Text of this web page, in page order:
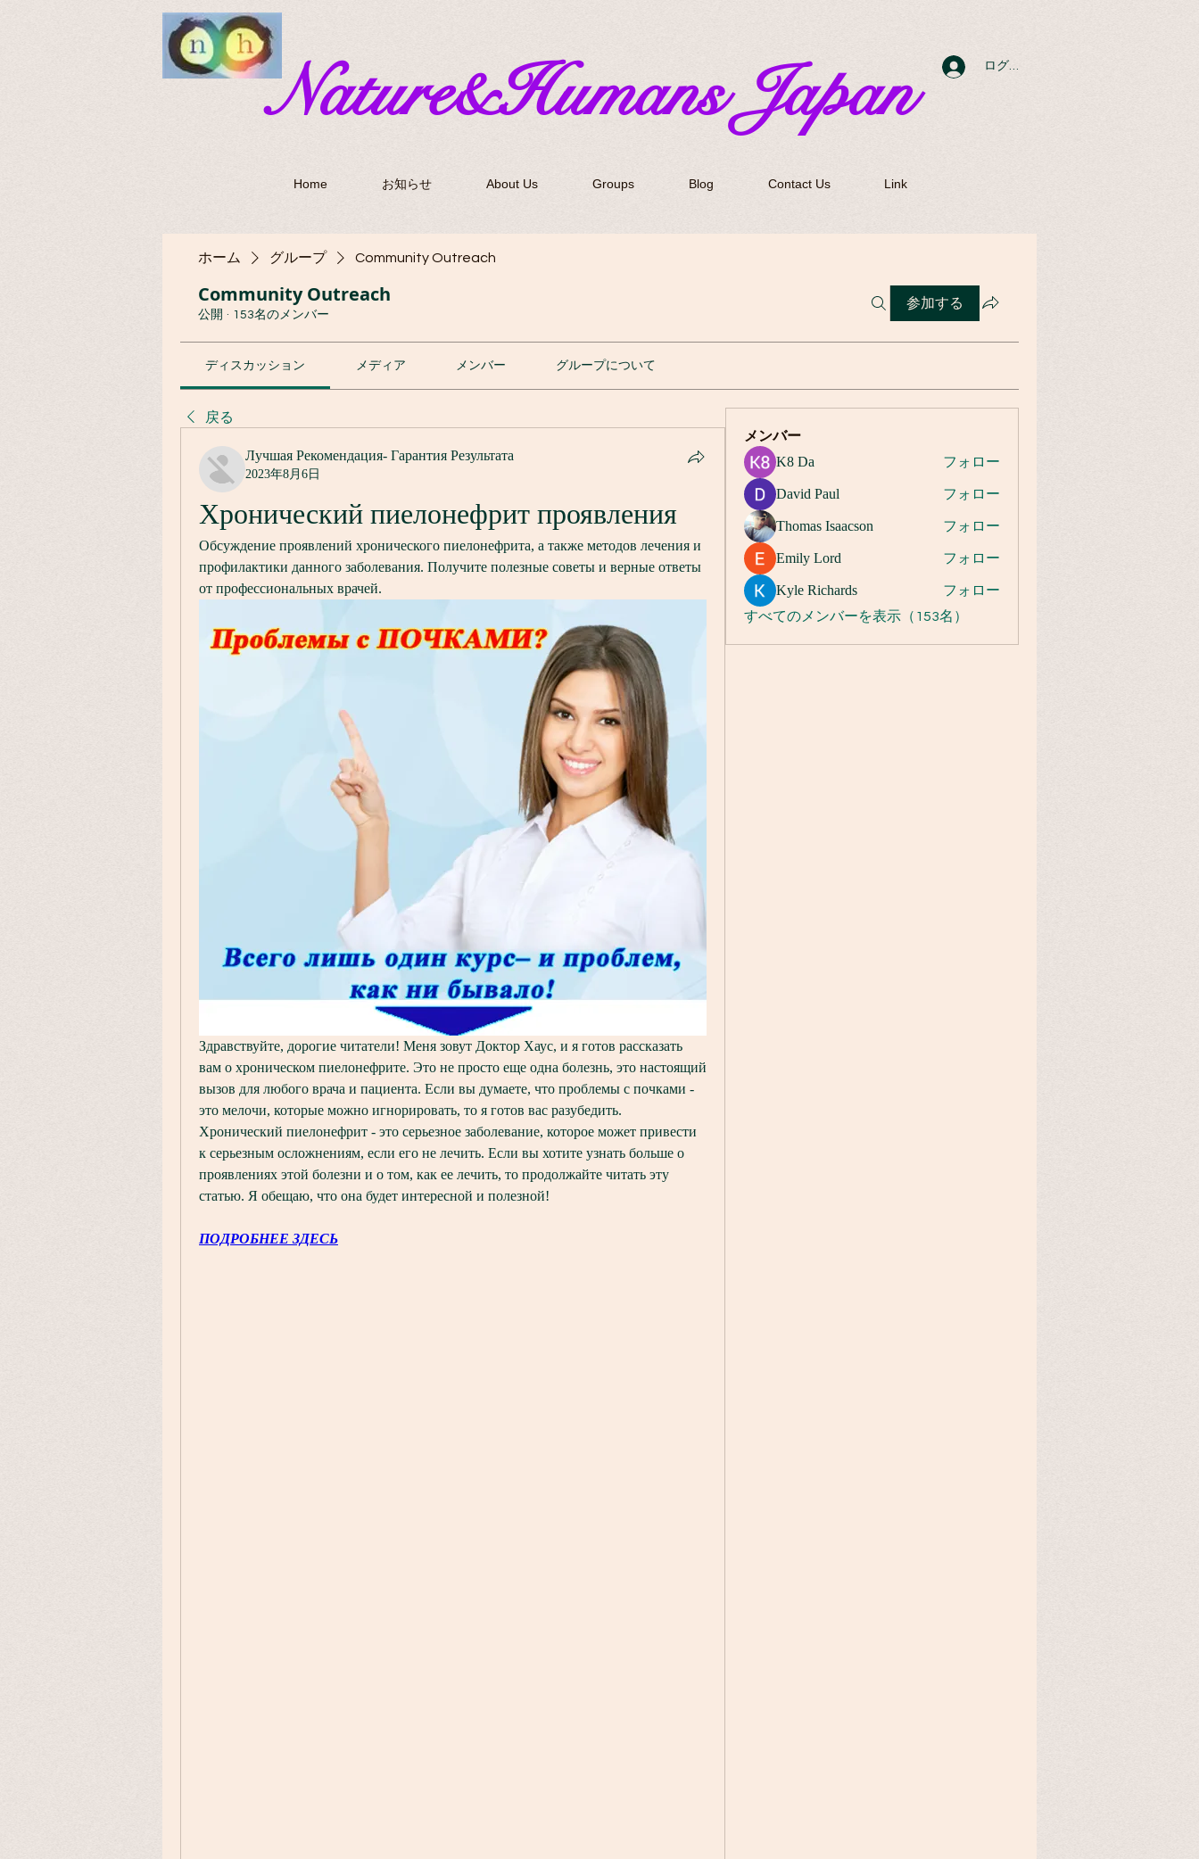
​Nature&Humans Japan ログイン
Home お知らせ About Us Groups Blog Contact Us Link
ホーム グループ Community Outreach
Community Outreach
公開 · 153名のメンバー
参加する
ディスカッション メディア メンバー グループについて
戻る
Лучшая Рекомендация- Гарантия Результата
2023年8月6日
Хронический пиелонефрит проявления
Обсуждение проявлений хронического пиелонефрита, а также методов лечения и
профилактики данного заболевания. Получите полезные советы и верные ответы
от профессиональных врачей.
Здравствуйте, дорогие читатели! Меня зовут Доктор Хаус, и я готов рассказать
вам о хроническом пиелонефрите. Это не просто еще одна болезнь, это настоящий
вызов для любого врача и пациента. Если вы думаете, что проблемы с почками -
это мелочи, которые можно игнорировать, то я готов вас разубедить.
Хронический пиелонефрит - это серьезное заболевание, которое может привести
к серьезным осложнениям, если его не лечить. Если вы хотите узнать больше о
проявлениях этой болезни и о том, как ее лечить, то продолжайте читать эту
статью. Я обещаю, что она будет интересной и полезной!
ПОДРОБНЕЕ ЗДЕСЬ
メンバー
K8 Da フォロー
David Paul フォロー
Thomas Isaacson フォロー
Emily Lord フォロー
Kyle Richards
フォロー
すべてのメンバーを表示（153名）